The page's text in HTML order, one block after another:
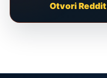
Otvori Reddit